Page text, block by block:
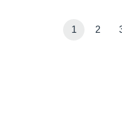
1 2